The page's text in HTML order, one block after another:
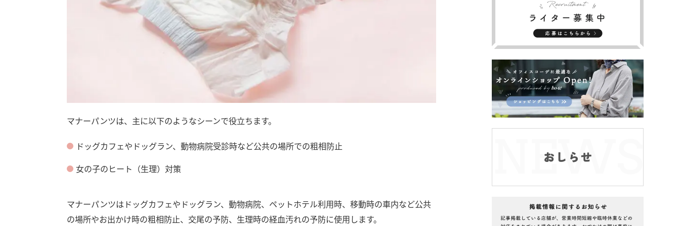
マナーパンツは、主に以下のようなシーンで役立ちます。
ドッグカフェやドッグラン、動物病院受診時など公共の場所での粗相防止
女の子のヒート（生理）対策
マナーパンツはドッグカフェやドッグラン、動物病院、ペットホテル利用時、移動時の車内など公共
の場所やお出かけ時の粗相防止、交尾の予防、生理時の経血汚れの予防に使用します。